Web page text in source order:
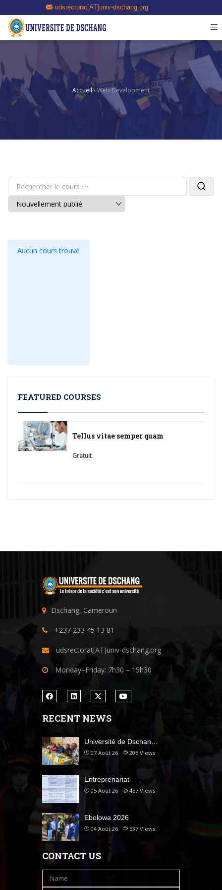
udsrectorat[AT]univ-dschang.org
Accueil› Web Development
Aucun cours trouvé
FEATURED COURSES
Tellus vitae semper quam
Gratuit
Dschang, Cameroun
+237 233 45 13 81
udsrectorat[AT]univ-dschang.org
Monday–Friday: 7h30 – 15h30
RECENT NEWS
Université de Dschan…
07 Août 26 205 Views
Entreprenariat
05 Août 26 457 Views
Ebolowa 2026
04 Août 26 537 Views
CONTACT US